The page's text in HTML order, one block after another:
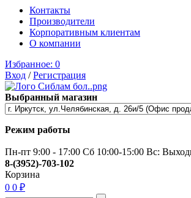
Контакты
Производители
Корпоративным клиентам
О компании
Избранное: 0
Вход /Регистрация
Выбранный магазин
Режим работы
Пн-пт 9:00 - 17:00 Сб 10:00-15:00 Вс:
8-(3952)-703-102
Корзина
0 0 ₽